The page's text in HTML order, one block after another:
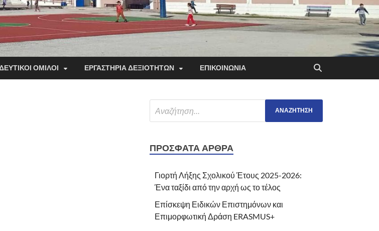
ΟΜΙΛΟΙ ΕΡΓΑΣΤΗΡΙΑ ΔΕΞΙΟΤΗΤΩΝ ΕΠΙΚΟΙΝΩΝΙΑ
ΠΡΌΣΦΑΤΑ ΆΡΘΡΑ
Γιορτή Λήξης Σχολικού Έτους 2025-2026:
Ένα ταξίδι από την αρχή ως το τέλος
Επίσκεψη Ειδικών Επιστημόνων και
Επιμορφωτική Δράση ERASMUS+